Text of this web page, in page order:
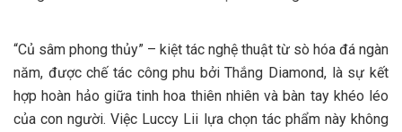
“Củ sâm phong thủy” – kiệt tác nghệ thuật từ sò hóa đá ngàn
năm, được chế tác công phu bởi Thắng Diamond, là sự kết
hợp hoàn hảo giữa tinh hoa thiên nhiên và bàn tay khéo léo
của con người. Việc Luccy Lii lựa chọn tác phẩm này không